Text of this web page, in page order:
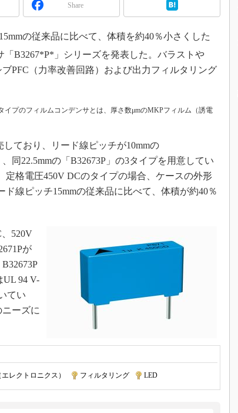
識
ノイ
門講
はど
Wave
Share
の従来品に比べて、体積を約40％小さくした
「B3267*P*」シリーズを発表した。バラストや
PFC（力率改善回路）および出力フィルタリング
イプのフィルムコンデンサとは、厚さ数μmのMKPフィルム（誘電
ており、リード線ピッチが10mmの
、同22.5mmの「B32673P」の3タイプを用意してい
定格電圧450V DCのタイプの場合、ケースの外形
ド線ピッチ15mmの従来品に比べて、体積が約40％
520V
が
UL 94 V-
てい
ーズに
レクトロニクス） フィルタリング LED